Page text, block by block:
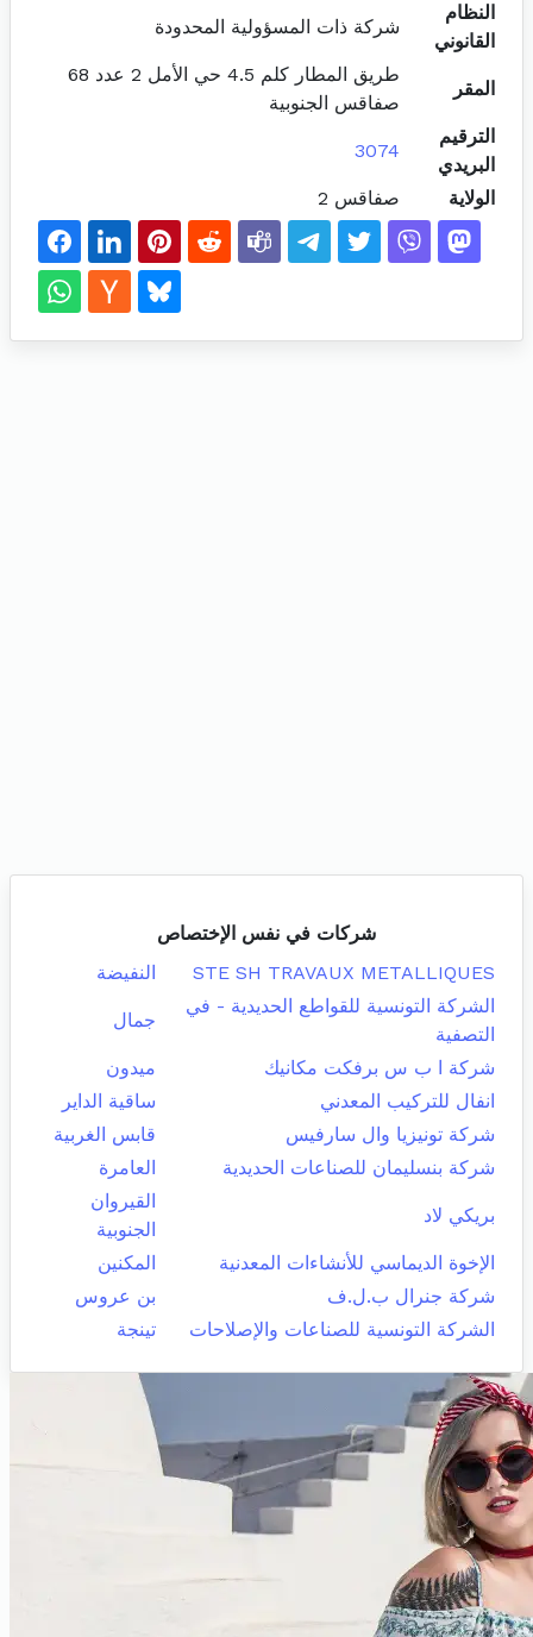
النظام
القانوني
شركة ذات المسؤولية المحدودة
المقر
طريق المطار كلم 4.5 حي الأمل 2 عدد 68
صفاقس الجنوبية
الترقيم
البريدي
3074
الولاية صفاقس 2
شركات في نفس الإختصاص
STE SH TRAVAUX METALLIQUES
النفيضة
الشركة التونسية للقواطع الحديدية - في
التصفية
جمال
شركة ا ب س برفكت مكانيك
ميدون
انفال للتركيب المعدني
ساقية الداير
شركة تونيزيا وال سارفيس
قابس الغربية
شركة بنسليمان للصناعات الحديدية
العامرة
بريكي لاد
القيروان
الجنوبية
الإخوة الديماسي للأنشاءات المعدنية
المكنين
شركة جنرال ب.ل.ف
بن عروس
الشركة التونسية للصناعات والإصلاحات
تينجة